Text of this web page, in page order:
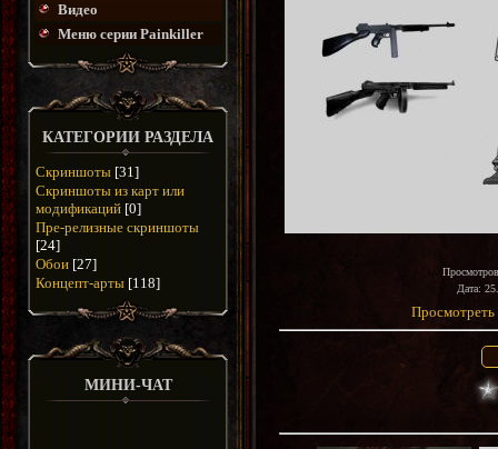
Видео
Меню серии Painkiller
КАТЕГОРИИ РАЗДЕЛА
Скриншоты [31]
Скриншоты из карт или
модификаций [0]
Пре-релизные скриншоты
[24]
Обои [27]
Концепт-арты [118]
МИНИ-ЧАТ
Просмотров
Дата:
Просмотреть